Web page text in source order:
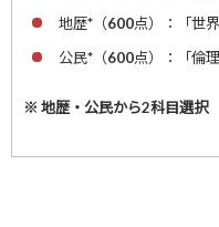
地歴*（600点）：「世
公民*（600点）：「倫理
※ 地歴・公民から2科目選択